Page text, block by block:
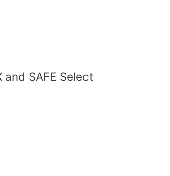
and SAFE Select